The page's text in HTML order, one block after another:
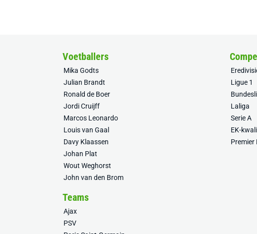
Voetballers
Mika Godts
Julian Brandt
Ronald de Boer
Jordi Cruijff
Marcos Leonardo
Louis van Gaal
Davy Klaassen
Johan Plat
Wout Weghorst
John van den Brom
Ligue 1
Laliga
Serie A
EK-
Premier
Teams
Ajax
PSV